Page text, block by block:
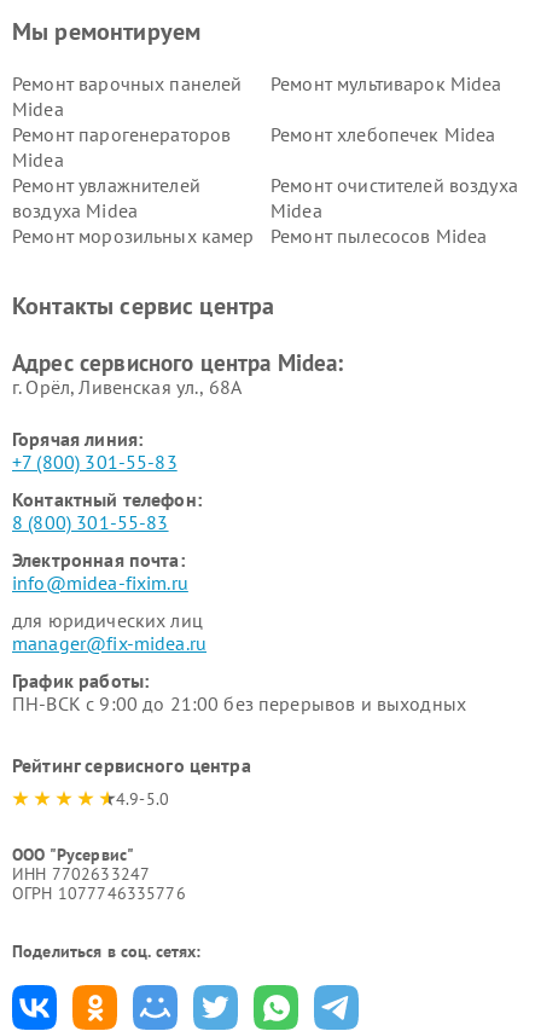
Мы ремонтируем
Ремонт варочных панелей
Midea
Ремонт мультиварок Midea
Ремонт парогенераторов
Midea
Ремонт хлебопечек Midea
Ремонт увлажнителей
воздуха Midea
Ремонт очистителей воздуха
Midea
Ремонт морозильных камер
Ремонт пылесосов Midea
пылесосов Midea
Midea
Контакты сервис центра
Адрес сервисного центра Midea:
г. Орёл, Ливенская ул., 68А
Горячая линия:
+7 (800) 301-55-83
Контактный телефон:
8 (800) 301-55-83
Электронная почта:
info@midea-fixim.ru
для юридических лиц
manager@fix-midea.ru
График работы:
ПН-ВСК с 9:00 до 21:00 без перерывов и выходных
Рейтинг сервисного центра
4.9-5.0
ООО "Русервис"
ИНН 7702633247
ОГРН 1077746335776
Поделиться в соц. сетях: